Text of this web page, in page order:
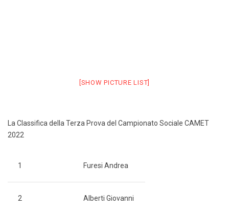
[SHOW PICTURE LIST]
La Classifica della Terza Prova del Campionato Sociale CAMET
2022
1 Furesi Andrea
2 Alberti Giovanni